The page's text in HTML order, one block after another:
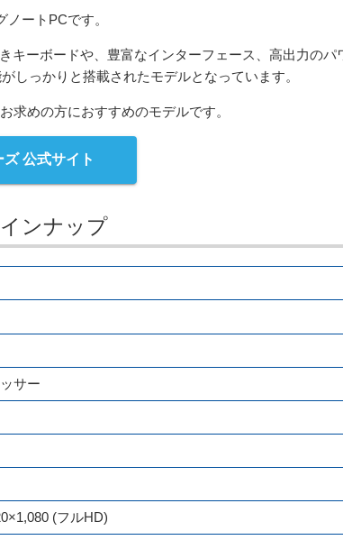
ートPCです。
キーボードや、豊富なインターフェース、高出力のパ
しっかりと搭載されたモデルとなっています。
求めの方におすすめのモデルです。
公式サイト
ンナップ
サー
(フルHD)